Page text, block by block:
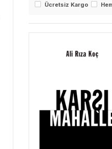
Ücretsiz Kargo